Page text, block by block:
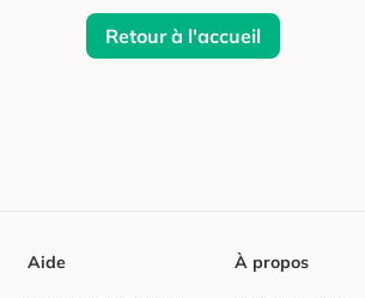
Retour à l'accueil
Aide À propos